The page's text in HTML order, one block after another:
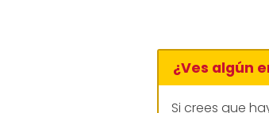
¿Ves algún
Si crees que